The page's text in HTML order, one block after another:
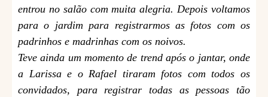
entrou no salão com muita alegria. Depois voltamos
para o jardim para registrarmos as fotos com os
padrinhos e madrinhas com os noivos.
Teve ainda um momento de trend após o jantar, onde
a Larissa e o Rafael tiraram fotos com todos os
convidados, para registrar todas as pessoas tão